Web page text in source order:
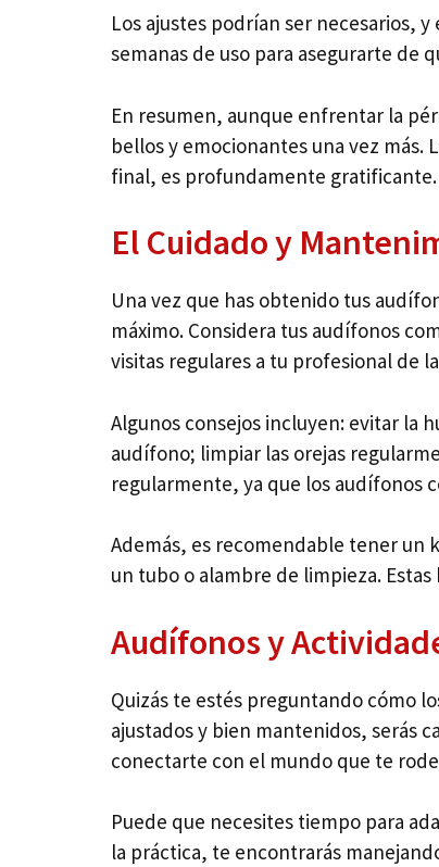
Los ajustes podrían ser necesarios,
semanas de uso para asegurarte de
En resumen, aunque enfrentar la
bellos y emocionantes una vez
final, es profundamente gratificante.
El Cuidado y
Una vez que has obtenido tus
máximo. Considera tus audífonos
visitas regulares a tu profesional de
Algunos consejos incluyen: evitar la
audífono; limpiar las orejas
regularmente, ya que los audífonos
Además, es recomendable tener un
un tubo o alambre de limpieza.
Audífonos y
Quizás te estés preguntando cómo
ajustados y bien mantenidos, serás
conectarte con el mundo que te
Puede que necesites tiempo para
la práctica, te encontrarás